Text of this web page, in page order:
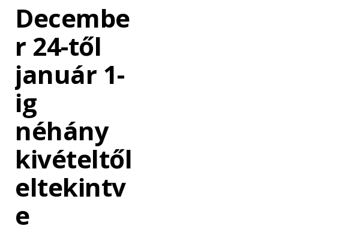
Decembe
r 24-től
január 1-
ig
néhány
kivételtől
eltekintv
e